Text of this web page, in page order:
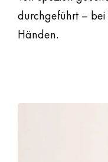
durchgeführt – bei
Händen.